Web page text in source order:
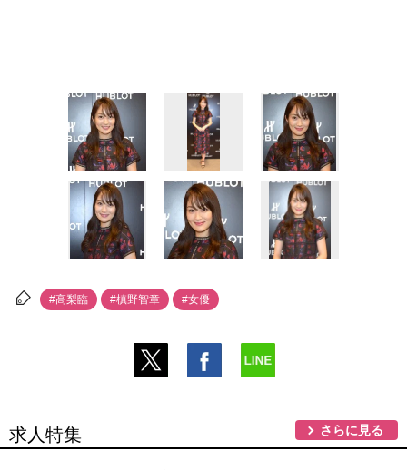
#高梨臨 #槙野智章 #女優
求人特集 さらに見る